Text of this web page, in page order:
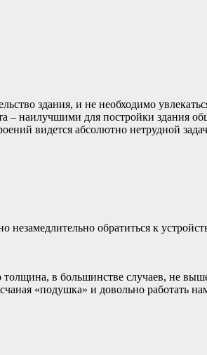
здания, и не необходимо
наилучшими для постройки здания
видется абсолютно нетрудной
обратиться к
в большинстве случаев, не
«подушка» и довольно работать